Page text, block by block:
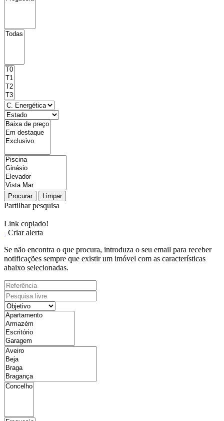
Procurar Limpar
Partilhar pesquisa
Link copiado!
Criar alerta
Se não encontra o que procura, introduza o seu email para receber
notificações sempre que existir um imóvel com as características
abaixo selecionadas.